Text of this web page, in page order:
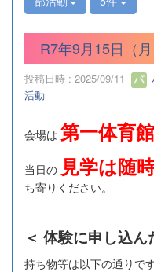
R7年9月15日（
投稿日時 : 2025/09/11
活動
会場は 第一体育館
当日の 見学は随
ち寄りください。
＜ 体験に申し込ん
持ち物等は以下の通りです